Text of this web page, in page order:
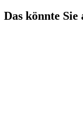
Das könnte